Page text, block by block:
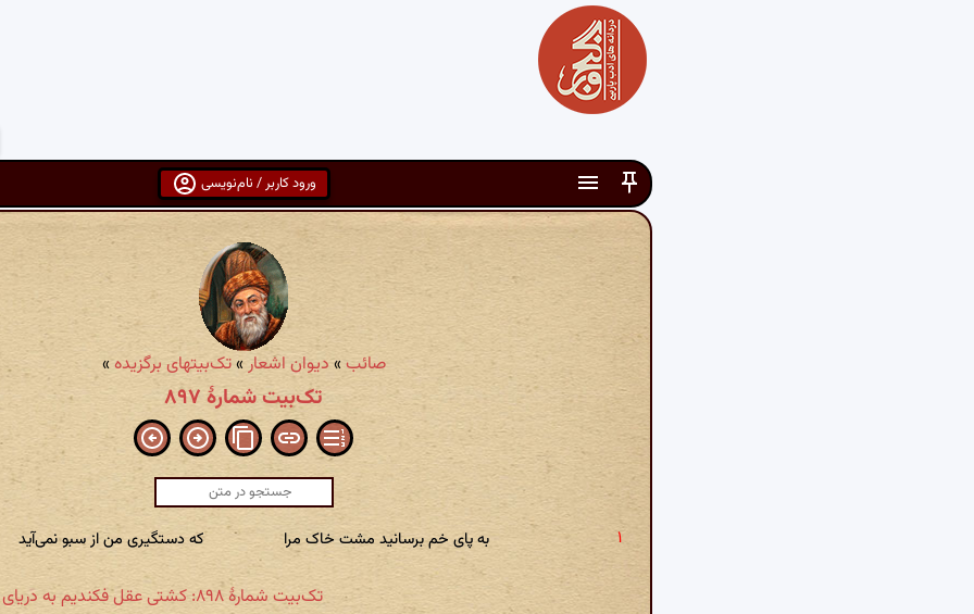
ورود کاربر / نام‌نویسی
صائب»دیوان اشعار »تک‌بیتهای برگزیده»
تک‌بیت شمارهٔ ۸۹۷
به پای خم برسانید مشت خاک مرا که دستگیری من از سبو نمی‌آید
تک‌بیت شمارهٔ ۸۹۸: کشتی عقل فکندیم به دریای شراب